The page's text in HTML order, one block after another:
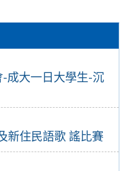
成大一日大學生-沉
新住民語歌 謠比賽